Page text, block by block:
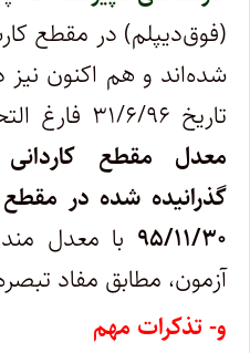
(فوق‌دیپلم‌) در مقطع‌
شده‌اند و هم اکنون نیز
تاریخ ۳۱/۶/۹۶ فارغ التحصیل خواهند شد، باید
معدل مقطع
گذرانیده‌ شده در
‌۹۵/۱۱/۳۰ با معدل
آزمون، مطابق مفاد تبصره ۲ فوق یکسان
و- تذکرات مهم